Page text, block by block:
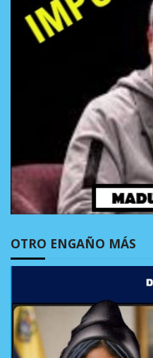
OTRO ENGAÑO MÁS